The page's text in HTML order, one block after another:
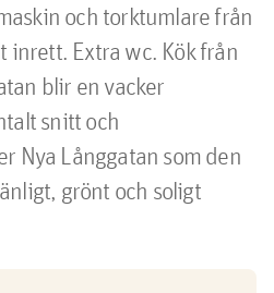
och torktumlare från
inrett. Extra wc. Kök från
blir en vacker
snitt och
Nya Långgatan som den
grönt och soligt